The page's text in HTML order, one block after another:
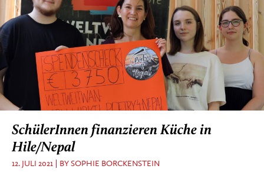
SchülerInnen finanzieren Küche in
Hile/Nepal
12. JULI 2021 BY SOPHIE BORCKENSTEIN